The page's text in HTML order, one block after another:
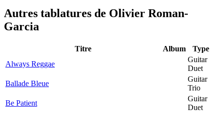
Autres tablatures de Olivier Roman-
Garcia
Titre Album
Type
Always Reggae
Guitar
Duet
Ballade Bleue
Guitar
Trio
Be Patient
Guitar
Duet